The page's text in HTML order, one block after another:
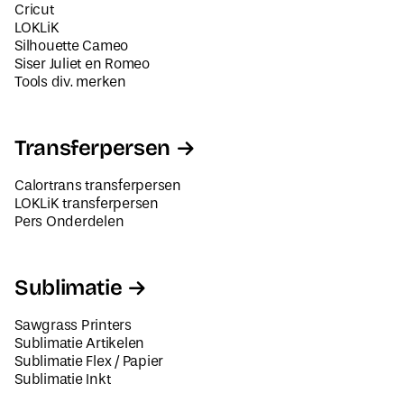
Cricut
LOKLiK
Silhouette Cameo
Siser Juliet en Romeo
Tools div. merken
Transferpersen
Calortrans transferpersen
LOKLiK transferpersen
Pers Onderdelen
Sublimatie
Sawgrass Printers
Sublimatie Artikelen
Sublimatie Flex / Papier
Sublimatie Inkt